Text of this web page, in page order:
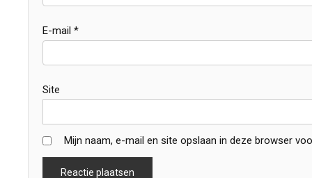
E-mail *
Site
Mijn naam, e-mail en site opslaan in deze browser